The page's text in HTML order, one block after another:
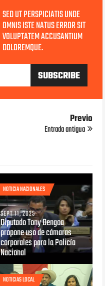
SED UT PERSPICIATIS UNDE
OMNIS ISTE NATUS ERROR SIT
VOLUPTATEM ACCUSANTIUM
DOLOREMQUE.
Previo
Entrada antigua
NOTICIA NACIONALES
SEPT 11, 2025
Diputado Tony Bengoa
propone uso de cámaras
corporales para la Policía
Nacional
NOTICIAS LOCAL